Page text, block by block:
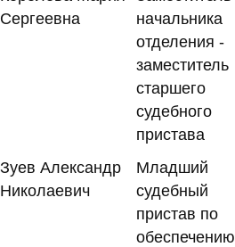
Сергеевна
начальника
отделения -
заместитель
старшего
судебного
пристава
Зуев Александр
Николаевич
Младший
судебный
пристав по
обеспечению